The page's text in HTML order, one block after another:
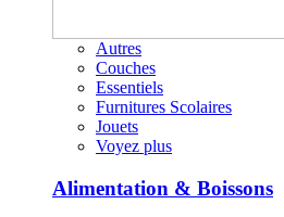
Autres
Couches
Essentiels
Furnitures Scolaires
Jouets
Voyez plus
Alimentation & Boissons